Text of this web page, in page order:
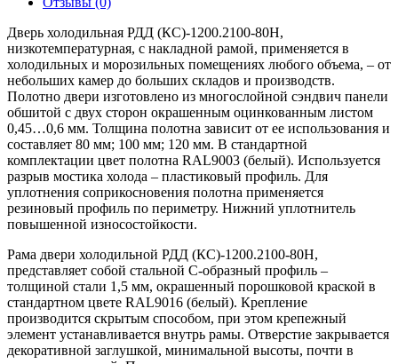
Дверь холодильная РДД (КС)-1200.2100-80Н,
низкотемпературная, с накладной рамой, применяется в
холодильных и морозильных помещениях любого объема, – от
небольших камер до больших складов и производств.
Полотно двери изготовлено из многослойной сэндвич панели
обшитой с двух сторон окрашенным оцинкованным листом
0,45…0,6 мм. Толщина полотна зависит от ее использования и
составляет 80 мм; 100 мм; 120 мм. В стандартной
комплектации цвет полотна RAL9003 (белый). Используется
разрыв мостика холода – пластиковый профиль. Для
уплотнения соприкосновения полотна применяется
резиновый профиль по периметру. Нижний уплотнитель
повышенной износостойкости.
Рама двери холодильной РДД (КС)-1200.2100-80Н,
представляет собой стальной С-образный профиль –
толщиной стали 1,5 мм, окрашенный порошковой краской в
стандартном цвете RAL9016 (белый). Крепление
производится скрытым способом, при этом крепежный
элемент устанавливается внутрь рамы. Отверстие закрывается
декоративной заглушкой, минимальной высоты, почти в